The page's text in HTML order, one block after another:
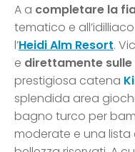
A a completare la
tematico e all’idilliaco
l’Heidi Alm Resort.
e direttamente
prestigiosa catena
splendida area
bagno turco per
moderate e una